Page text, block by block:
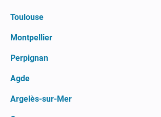
Toulouse
Montpellier
Perpignan
Agde
Argelès-sur-Mer